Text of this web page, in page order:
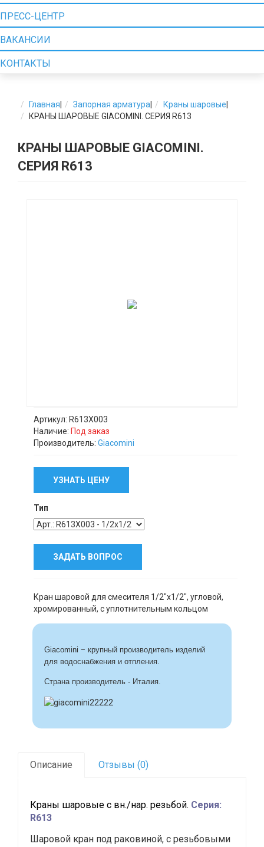
ПРЕСС-ЦЕНТР
ВАКАНСИИ
КОНТАКТЫ
Главная Запорная арматура Краны шаровые
КРАНЫ ШАРОВЫЕ GIACOMINI. СЕРИЯ R613
КРАНЫ ШАРОВЫЕ GIACOMINI.
СЕРИЯ R613
Артикул: R613X003
Наличие: Под заказ
Производитель: Giacomini
УЗНАТЬ ЦЕНУ
Тип
ЗАДАТЬ ВОПРОС
Кран шаровой для смесителя 1/2"x1/2", угловой,
хромированный, c уплотнительным кольцом
Giacomini − крупный производитель изделий
для водоснабжения и отпления.
Страна производитель - Италия.
Описание Отзывы (0)
Краны шаровые с вн./нар. резьбой. Серия:
R613
Шаровой кран под раковиной, с резьбовыми